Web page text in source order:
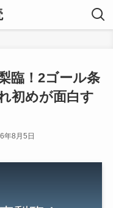
臨！2ゴール条
初めが面白す
年8月5日